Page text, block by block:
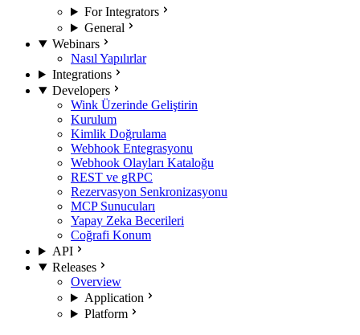
For Integrators
General
Webinars
Nasıl Yapılırlar
Integrations
Developers
Wink Üzerinde Geliştirin
Kurulum
Kimlik Doğrulama
Webhook Entegrasyonu
Webhook Olayları Kataloğu
REST ve gRPC
Rezervasyon Senkronizasyonu
MCP Sunucuları
Yapay Zeka Becerileri
Coğrafi Konum
API
Releases
Overview
Application
Platform